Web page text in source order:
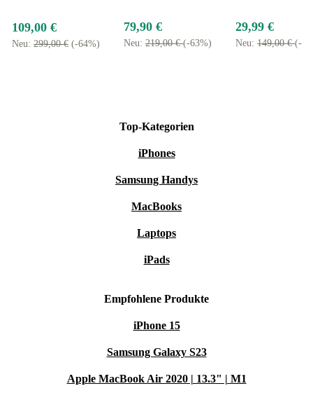
109,00 €
Neu: 299,00 € (-64%)
79,90 €
Neu: 219,00 €(-63%)
29,99 €
Neu: 149,00 €(-
Top-Kategorien
iPhones
Samsung Handys
MacBooks
Laptops
iPads
Empfohlene Produkte
iPhone 15
Samsung Galaxy S23
Apple MacBook Air 2020 | 13.3" | M1